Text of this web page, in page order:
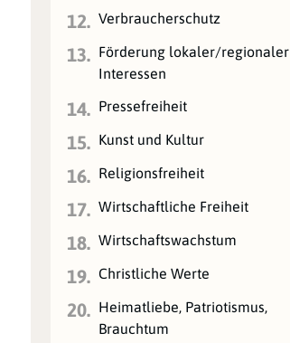
12. Verbraucherschutz
13. Förderung lokaler/regionaler
Interessen
14. Pressefreiheit
15. Kunst und Kultur
16. Religionsfreiheit
17. Wirtschaftliche Freiheit
18. Wirtschaftswachstum
19. Christliche Werte
20. Heimatliebe, Patriotismus,
Brauchtum